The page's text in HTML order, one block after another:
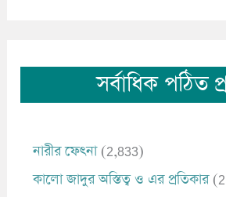
সর্বাধিক পঠিত
নারীর ফেৎনা (2,833)
কালো জাদুর অস্তিত্ব ও এর প্রতিকার